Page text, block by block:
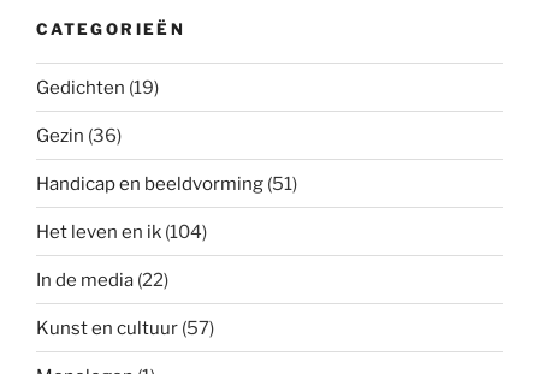
CATEGORIEËN
Gedichten (19)
Gezin (36)
Handicap en beeldvorming (51)
Het leven en ik (104)
In de media (22)
Kunst en cultuur (57)